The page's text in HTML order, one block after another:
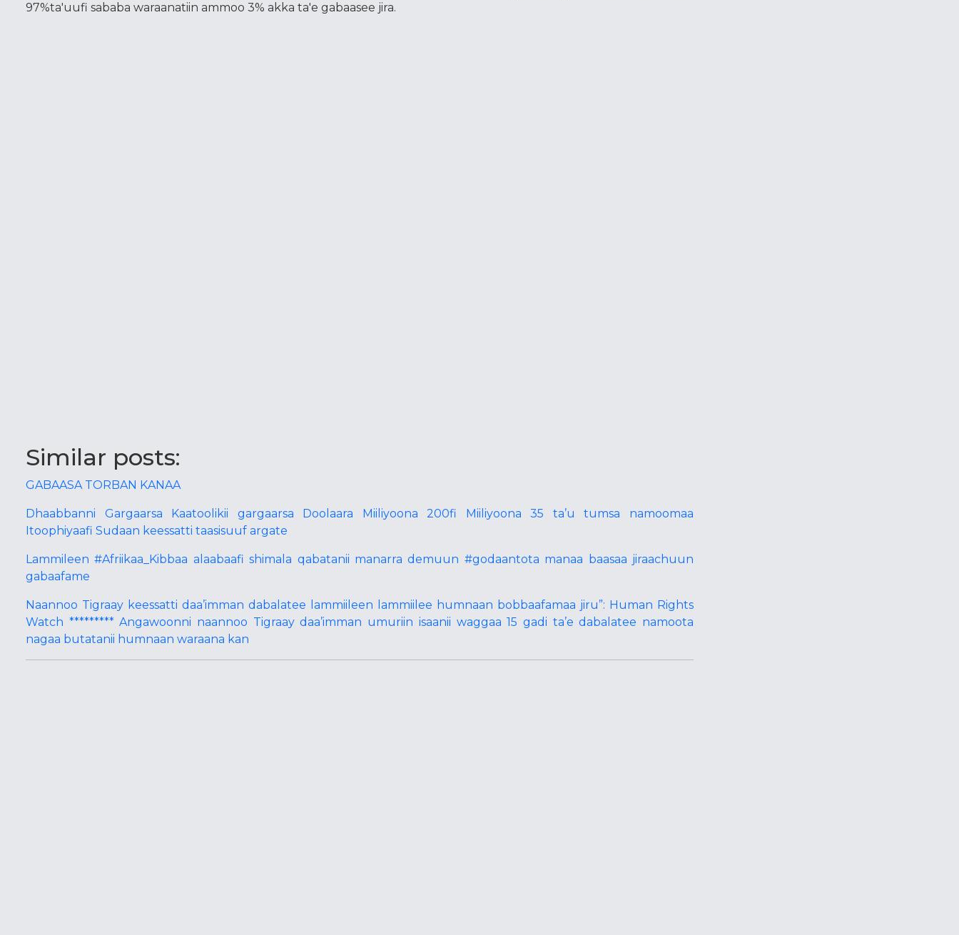
97%ta'uufi sababa waraanatiin ammoo 3% akka ta'e gabaasee jira.
Similar posts:
GABAASA TORBAN KANAA
Dhaabbanni Gargaarsa Kaatoolikii gargaarsa Doolaara Miiliyoona 200fi Miiliyoona 35 ta’u tumsa namoomaa
Itoophiyaafi Sudaan keessatti taasisuuf argate
Lammileen #Afriikaa_Kibbaa alaabaafi shimala qabatanii manarra demuun #godaantota manaa baasaa jiraachuun
gabaafame
Naannoo Tigraay keessatti daa’imman dabalatee lammiileen lammiilee humnaan bobbaafamaa jiru”: Human Rights
Watch ********* Angawoonni naannoo Tigraay daa’imman umuriin isaanii waggaa 15 gadi ta’e dabalatee namoota
nagaa butatanii humnaan waraana kan